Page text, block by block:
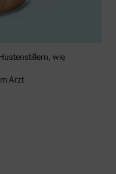
wie
Arzt